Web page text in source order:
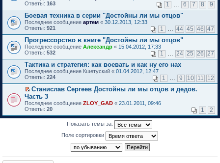
н
и
ю
о
б
щ
е
н
и
ю
м
у
с
о
о
б
щ
е
н
и
ю
а
н
н
о
м
у
с
о
о
б
щ
е
н
и
ю
р
о
ч
и
т
а
н
н
о
м
у
с
о
о
б
щ
е
н
и
н
е
п
р
о
ч
и
т
а
н
н
о
м
у
с
о
о
б
щ
е
в
о
м
у
н
е
п
р
о
и
т
а
н
н
о
м
у
с
о
ю
к
п
е
р
в
о
м
у
н
е
п
р
о
и
а
н
н
о
щ
Ответы: 163 1 6 7 8 9
Боевая техника в серии "Достойны ли мы отцов"
Последнее сообщение артем « 30.12.2013, 12:33
Ответы: 921 1 44 45 46 47
Прогрессорство в книге "Достойны ли мы отцов"
Последнее сообщение Александр « 15.04.2012, 17:33
Ответы: 532 1 24 25 26 27
Тактика и стратегия: как воевать и как ну его нах
Последнее сообщение Кшетуский « 01.04.2012, 12:47
Ответы: 224 1 9 10 11 12
П
е
р
е
й
в
Станислав Сергеев Достойны ли мы отцов и дедов.
Часть 3
Последнее сообщение ZLOY_GAD « 23.01.2011, 09:46
Ответы: 20 1 2
Показать темы за:
Поле сортировки